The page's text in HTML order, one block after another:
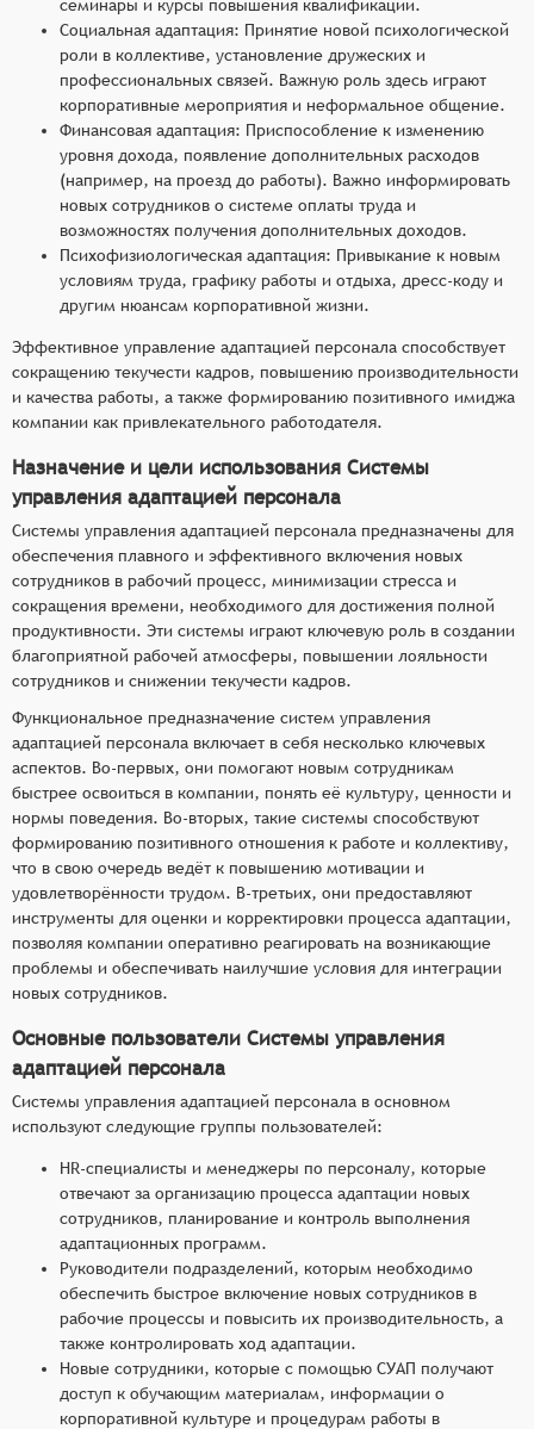
семинары и курсы повышения квалификации.
Социальная адаптация: Принятие новой психологической
роли в коллективе, установление дружеских и
профессиональных связей. Важную роль здесь играют
корпоративные мероприятия и неформальное общение.
Финансовая адаптация: Приспособление к изменению
уровня дохода, появление дополнительных расходов
(например, на проезд до работы). Важно информировать
новых сотрудников о системе оплаты труда и
возможностях получения дополнительных доходов.
Психофизиологическая адаптация: Привыкание к новым
условиям труда, графику работы и отдыха, дресс-коду и
другим нюансам корпоративной жизни.
Эффективное управление адаптацией персонала способствует
сокращению текучести кадров, повышению производительности
и качества работы, а также формированию позитивного имиджа
компании как привлекательного работодателя.
Назначение и цели использования Системы
управления адаптацией персонала
Системы управления адаптацией персонала предназначены для
обеспечения плавного и эффективного включения новых
сотрудников в рабочий процесс, минимизации стресса и
сокращения времени, необходимого для достижения полной
продуктивности. Эти системы играют ключевую роль в создании
благоприятной рабочей атмосферы, повышении лояльности
сотрудников и снижении текучести кадров.
Функциональное предназначение систем управления
адаптацией персонала включает в себя несколько ключевых
аспектов. Во-первых, они помогают новым сотрудникам
быстрее освоиться в компании, понять её культуру, ценности и
нормы поведения. Во-вторых, такие системы способствуют
формированию позитивного отношения к работе и коллективу,
что в свою очередь ведёт к повышению мотивации и
удовлетворённости трудом. В-третьих, они предоставляют
инструменты для оценки и корректировки процесса адаптации,
позволяя компании оперативно реагировать на возникающие
проблемы и обеспечивать наилучшие условия для интеграции
новых сотрудников.
Основные пользователи Системы управления
адаптацией персонала
Системы управления адаптацией персонала в основном
используют следующие группы пользователей:
HR-специалисты и менеджеры по персоналу, которые
отвечают за организацию процесса адаптации новых
сотрудников, планирование и контроль выполнения
адаптационных программ.
Руководители подразделений, которым необходимо
обеспечить быстрое включение новых сотрудников в
рабочие процессы и повысить их производительность, а
также контролировать ход адаптации.
Новые сотрудники, которые с помощью СУАП получают
доступ к обучающим материалам, информации о
корпоративной культуре и процедурам работы в